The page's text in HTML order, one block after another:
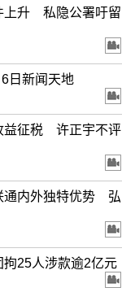
上升 私隐公署吁留
6日新闻天地
益征税 许正宇不评
通内外独特优势 弘
25人涉款逾2亿元